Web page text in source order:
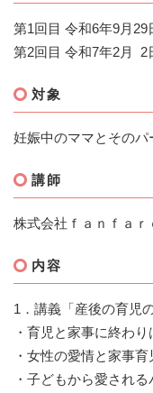
第1回目 令和6年9月29
第2回目 令和7年2月 2
対象
妊娠中のママとそのパ
講師
株式会社ｆａｎｆａ
内容
1．講義「産後の育児
・育児と家事に終わり
・女性の愛情と家事育
・子どもから愛され